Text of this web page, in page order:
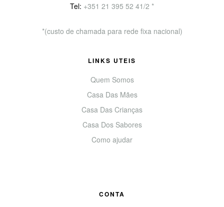
Tel: +351 21 395 52 41/2 *
*(custo de chamada para rede fixa nacional)
LINKS UTEIS
Quem Somos
Casa Das Mães
Casa Das Crianças
Casa Dos Sabores
Como ajudar
CONTA